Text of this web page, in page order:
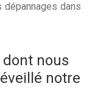
dépannages dans
dont nous
notre